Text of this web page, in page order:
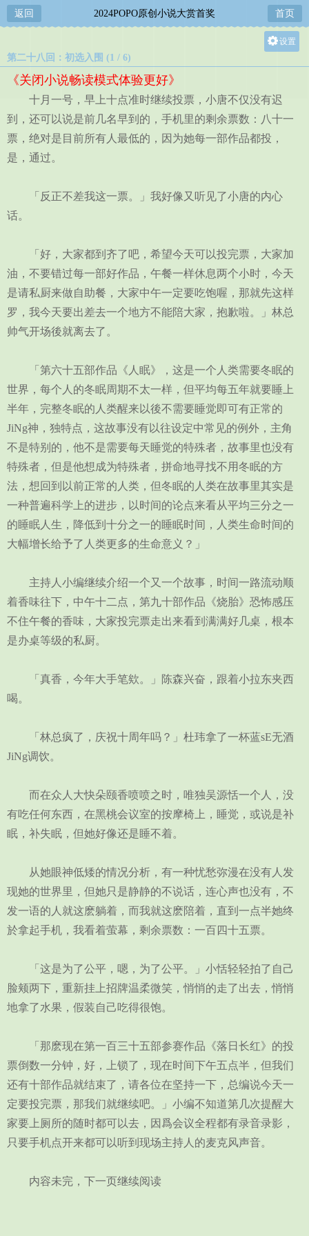
返回 2024POPO原创小说大赏首奖 首页
设置
中
小
第二十八回：初选入围 (1 / 6)
《关闭小说畅读模式体验更好》
十月一号，早上十点准时继续投票，小唐不仅没有迟
到，还可以说是前几名早到的，手机里的剩余票数：八十一
票，绝对是目前所有人最低的，因为她每一部作品都投，
是，通过。
「反正不差我这一票。」我好像又听见了小唐的内心
话。
「好，大家都到齐了吧，希望今天可以投完票，大家加
油，不要错过每一部好作品，午餐一样休息两个小时，今天
是请私厨来做自助餐，大家中午一定要吃饱喔，那就先这样
罗，我今天要出差去一个地方不能陪大家，抱歉啦。」林总
帅气开场後就离去了。
「第六十五部作品《人眠》，这是一个人类需要冬眠的
世界，每个人的冬眠周期不太一样，但平均每五年就要睡上
半年，完整冬眠的人类醒来以後不需要睡觉即可有正常的
JiNg神，独特点，这故事没有以往设定中常见的例外，主角
不是特别的，他不是需要每天睡觉的特殊者，故事里也没有
特殊者，但是他想成为特殊者，拼命地寻找不用冬眠的方
法，想回到以前正常的人类，但冬眠的人类在故事里其实是
一种普遍科学上的进步，以时间的论点来看从平均三分之一
的睡眠人生，降低到十分之一的睡眠时间，人类生命时间的
大幅增长给予了人类更多的生命意义？」
主持人小编继续介绍一个又一个故事，时间一路流动顺
着香味往下，中午十二点，第九十部作品《烧胎》恐怖感压
不住午餐的香味，大家投完票走出来看到满满好几桌，根本
是办桌等级的私厨。
「真香，今年大手笔欸。」陈森兴奋，跟着小拉东夹西
喝。
「林总疯了，庆祝十周年吗？」杜玮拿了一杯蓝sE无酒
JiNg调饮。
而在众人大快朵颐香喷喷之时，唯独吴源恬一个人，没
有吃任何东西，在黑桃会议室的按摩椅上，睡觉，或说是补
眠，补失眠，但她好像还是睡不着。
从她眼神低矮的情况分析，有一种忧愁弥漫在没有人发
现她的世界里，但她只是静静的不说话，连心声也没有，不
发一语的人就这麽躺着，而我就这麽陪着，直到一点半她终
於拿起手机，我看着萤幕，剩余票数：一百四十五票。
「这是为了公平，嗯，为了公平。」小恬轻轻拍了自己
脸颊两下，重新挂上招牌温柔微笑，悄悄的走了出去，悄悄
地拿了水果，假装自己吃得很饱。
「那麽现在第一百三十五部参赛作品《落日长红》的投
票倒数一分钟，好，上锁了，现在时间下午五点半，但我们
还有十部作品就结束了，请各位在坚持一下，总编说今天一
定要投完票，那我们就继续吧。」小编不知道第几次提醒大
家要上厕所的随时都可以去，因爲会议全程都有录音录影，
只要手机点开来都可以听到现场主持人的麦克风声音。
内容未完，下一页继续阅读